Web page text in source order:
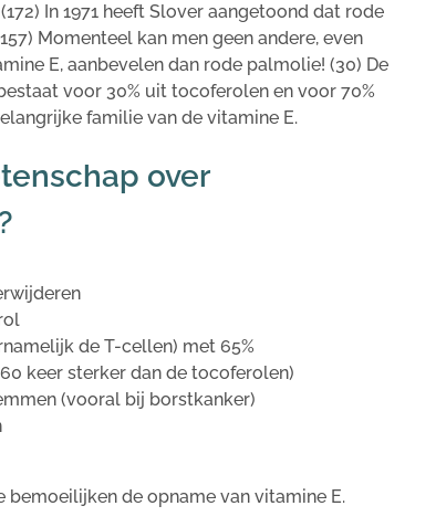
In 1971 heeft Slover aangetoond dat rode
Momenteel kan men geen andere, even
E, aanbevelen dan rode palmolie! (30) De
voor 30% uit tocoferolen en voor 70%
familie van de vitamine E.
over
de T-cellen) met 65%
keer sterker dan de tocoferolen)
(vooral bij borstkanker)
de opname van vitamine E.